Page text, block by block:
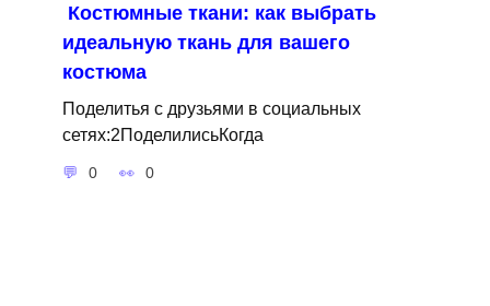
Костюмные ткани: как выбрать
идеальную ткань для вашего
костюма
Поделитья с друзьями в социальных
сетях:2ПоделилисьКогда
0 0